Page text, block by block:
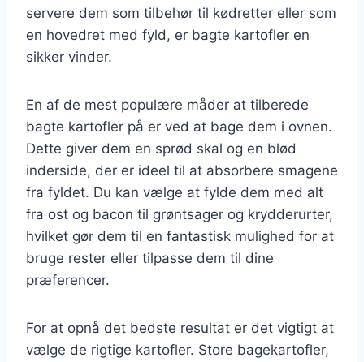
servere dem som tilbehør til kødretter eller som
en hovedret med fyld, er bagte kartofler en
sikker vinder.
En af de mest populære måder at tilberede
bagte kartofler på er ved at bage dem i ovnen.
Dette giver dem en sprød skal og en blød
inderside, der er ideel til at absorbere smagene
fra fyldet. Du kan vælge at fylde dem med alt
fra ost og bacon til grøntsager og krydderurter,
hvilket gør dem til en fantastisk mulighed for at
bruge rester eller tilpasse dem til dine
præferencer.
For at opnå det bedste resultat er det vigtigt at
vælge de rigtige kartofler. Store bagekartofler,